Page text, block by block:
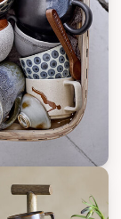
1
Nohr Tasse,